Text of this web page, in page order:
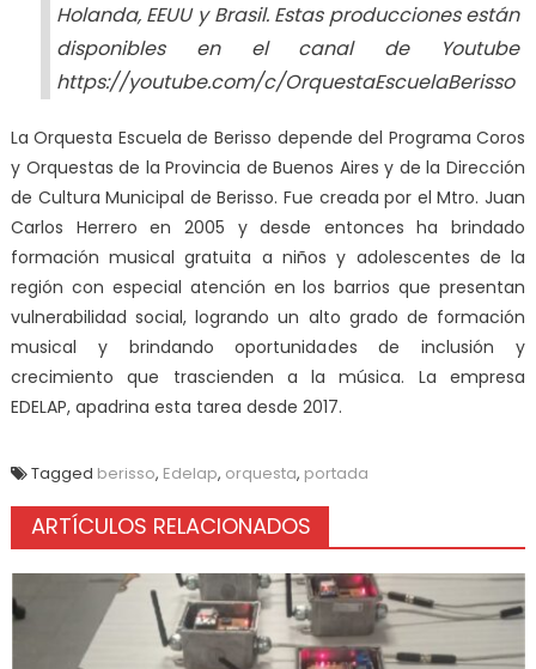
Holanda, EEUU y Brasil. Estas producciones están
disponibles en el canal de Youtube
https://youtube.com/c/OrquestaEscuelaBerisso
La Orquesta Escuela de Berisso depende del Programa Coros
y Orquestas de la Provincia de Buenos Aires y de la Dirección
de Cultura Municipal de Berisso. Fue creada por el Mtro. Juan
Carlos Herrero en 2005 y desde entonces ha brindado
formación musical gratuita a niños y adolescentes de la
región con especial atención en los barrios que presentan
vulnerabilidad social, logrando un alto grado de formación
musical y brindando oportunidades de inclusión y
crecimiento que trascienden a la música. La empresa
EDELAP, apadrina esta tarea desde 2017.
Tagged berisso, Edelap, orquesta, portada
ARTÍCULOS RELACIONADOS